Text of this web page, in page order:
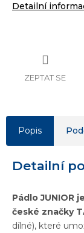
Detailní
ZEPTAT SE
Popis
Detailní
Pádlo JUNIOR
české značky
dílné), které